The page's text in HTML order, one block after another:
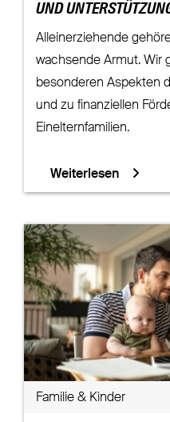
UND
Alleinerziehende
wachsende Armut. Wir
besonderen Aspekten
und zu finanziellen
Einelternfamilien.
Weiterlesen
Familie & Kinder